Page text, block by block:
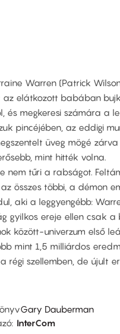
Warren (Patrick
az elátkozott babában
és megkeresi számára a
pincéjében, az eddigi
üveg mögé
mint hitték volna.
nem tűri a rabságot.
összes többi, a démon
aki a leggyengébb:
gyilkos ereje ellen csak a
között-univerzum első
mint 1,5 milliárdos
régi szellemben, de újult
Gary Dauberman
InterCom